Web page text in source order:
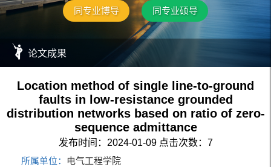
同专业博导 同专业硕导
论文成果
Location method of single line-to-ground
faults in low-resistance grounded
distribution networks based on ratio of zero-
sequence admittance
发布时间：2024-01-09 点击次数： 7
所属单位： 电气工程学院